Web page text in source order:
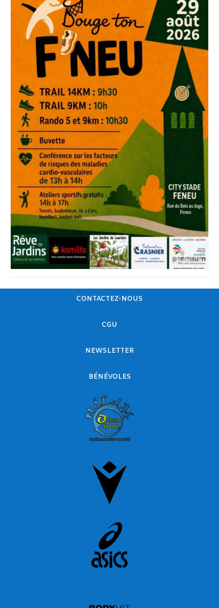
CONTACTEZ-NOUS
CGU
NEWSLETTER
BÉNÉVOLES